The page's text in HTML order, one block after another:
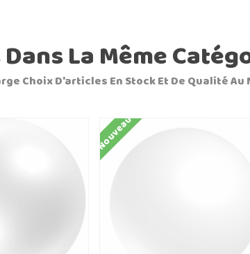
La Même
Choix D'articles En Stock Et De Qualité
Nouveau